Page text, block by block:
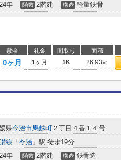
年 階数 2階建 構造 軽量鉄骨
敷金 礼金 間取り 面積
0ヶ月 1ヶ月 1K 26.93㎡
県今治市馬越町 ２丁目４番１４号
線 「 今治 」駅 徒歩19分
年 階数 2階建 構造 鉄骨造